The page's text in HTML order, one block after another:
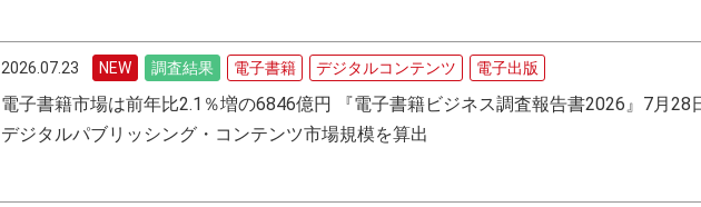
2026.07.23 調査結果 電子書籍 デジタルコンテンツ 電子出版
電子書籍市場は前年比2.1％増の6846億円 『電子書籍ビジネス調査報告書2026』7月28
デジタルパブリッシング・コンテンツ市場規模を算出